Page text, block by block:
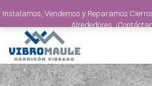
Instalamos, Vendemos y Reparamos
Alrededores.